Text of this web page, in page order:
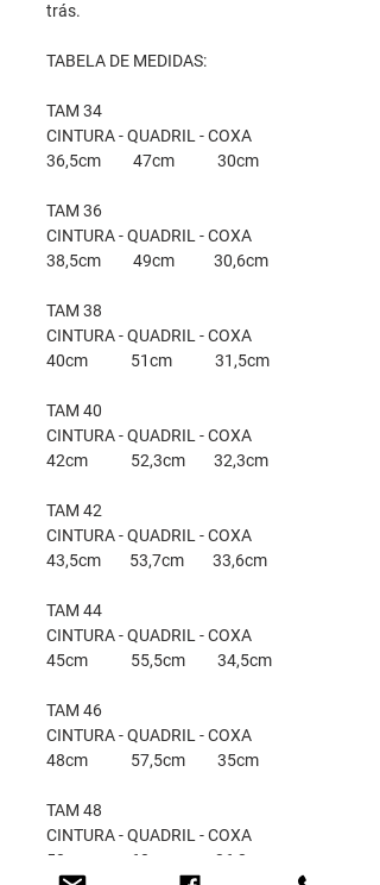
trás.
TABELA DE MEDIDAS:
TAM 34
CINTURA - QUADRIL - COXA
36,5cm 47cm 30cm
TAM 36
CINTURA - QUADRIL - COXA
38,5cm 49cm 30,6cm
TAM 38
CINTURA - QUADRIL - COXA
40cm 51cm 31,5cm
TAM 40
CINTURA - QUADRIL - COXA
42cm 52,3cm 32,3cm
TAM 42
CINTURA - QUADRIL - COXA
43,5cm 53,7cm 33,6cm
TAM 44
CINTURA - QUADRIL - COXA
45cm 55,5cm 34,5cm
TAM 46
CINTURA - QUADRIL - COXA
48cm 57,5cm 35cm
TAM 48
CINTURA - QUADRIL - COXA
50cm 60cm 36,2cm